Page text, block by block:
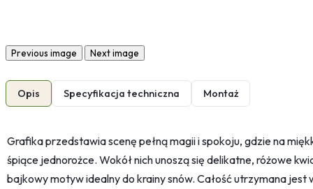
Previous image Next image
Opis Specyfikacja techniczna Montaż
Grafika przedstawia scenę pełną magii i spokoju, gdzie na
śpiące jednorożce. Wokół nich unoszą się delikatne, różowe
bajkowy motyw idealny do krainy snów. Całość utrzymana jest